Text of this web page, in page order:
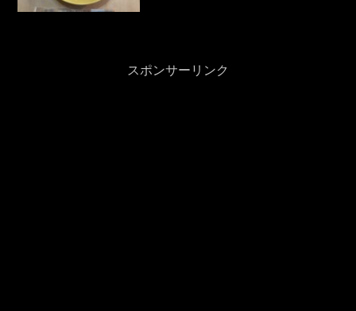
スポンサーリンク